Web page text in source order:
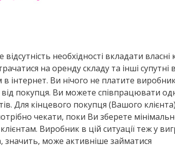
необхідності вкладати
на оренду складу та інші супутні
Ви нічого не платите
покупця. Ви можете співпрацювати
Для кінцевого покупця (Вашого
чекати, поки Ви зберете
Виробник в цій ситуації теж у
значить, може активніше займатися